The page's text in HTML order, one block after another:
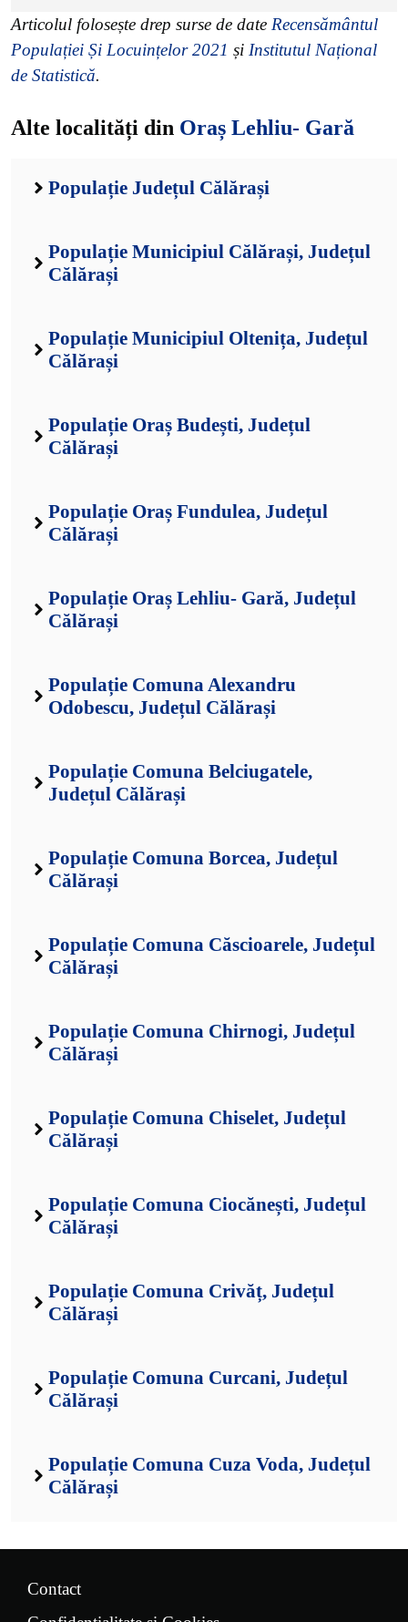
Articolul folosește drep surse de date Recensământul
Populației Și Locuințelor 2021 și Institutul Național
de Statistică.
Alte localități din Oraș Lehliu- Gară
Populație Județul Călărași
Populație Municipiul Călărași, Județul
Călărași
Populație Municipiul Oltenița, Județul
Călărași
Populație Oraș Budești, Județul
Călărași
Populație Oraș Fundulea, Județul
Călărași
Populație Oraș Lehliu- Gară, Județul
Călărași
Populație Comuna Alexandru
Odobescu, Județul Călărași
Populație Comuna Belciugatele,
Județul Călărași
Populație Comuna Borcea, Județul
Călărași
Populație Comuna Căscioarele, Județul
Călărași
Populație Comuna Chirnogi, Județul
Călărași
Populație Comuna Chiselet, Județul
Călărași
Populație Comuna Ciocănești, Județul
Călărași
Populație Comuna Crivăț, Județul
Călărași
Populație Comuna Curcani, Județul
Călărași
Populație Comuna Cuza Voda, Județul
Călărași
Contact